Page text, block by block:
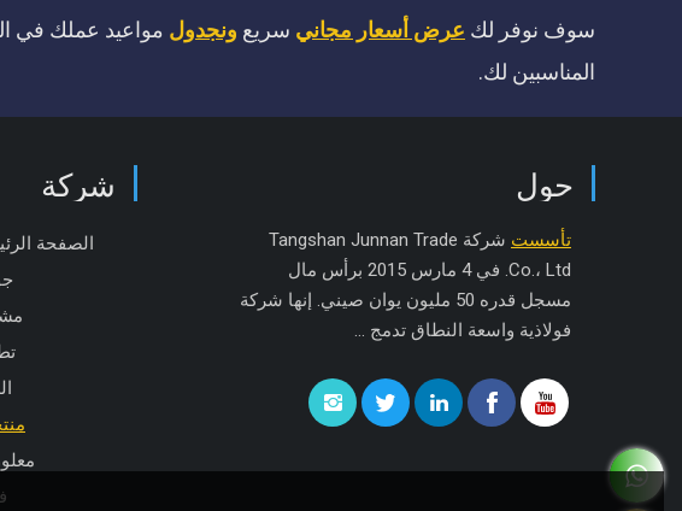
سوف نوفر لك عرض أسعار مجاني سريع ونجدول مواعيد عملك في
المناسبين لك.
حول
تأسست
شركة Tangshan Junnan Trade
Co.، Ltd. في 4 مارس 2015 برأس مال
مسجل قدره 50 مليون يوان صيني. إنها شركة
فولاذية واسعة النطاق تدمج ...
شركة
الصفحة